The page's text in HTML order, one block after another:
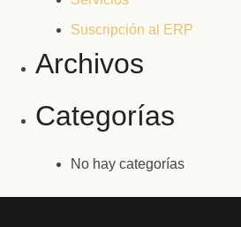
Suscripción al ERP
Archivos
Categorías
No hay categorías